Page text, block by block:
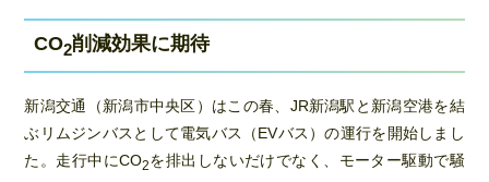
CO2削減効果に期待
新潟交通（新潟市中央区）はこの春、JR新潟駅と新潟空港を結
ぶリムジンバスとして電気バス（EVバス）の運行を開始しまし
た。走行中にCO2を排出しないだけでなく、モーター駆動で騒